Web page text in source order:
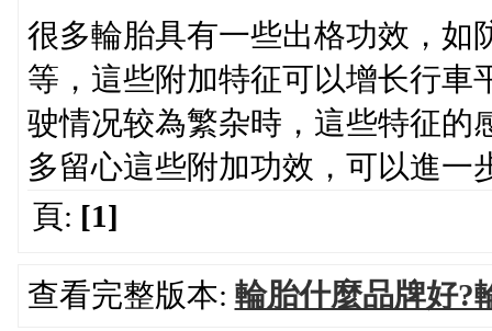
很多輪胎具有一些出格功效，如
等，這些附加特征可以增长行車
驶情况较為繁杂時，這些特征的
多留心這些附加功效，可以進一
頁: [1]
查看完整版本: 輪胎什麼品牌好?